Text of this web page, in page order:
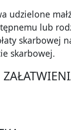
udzielone
lub
skarbowej
skarbowej.